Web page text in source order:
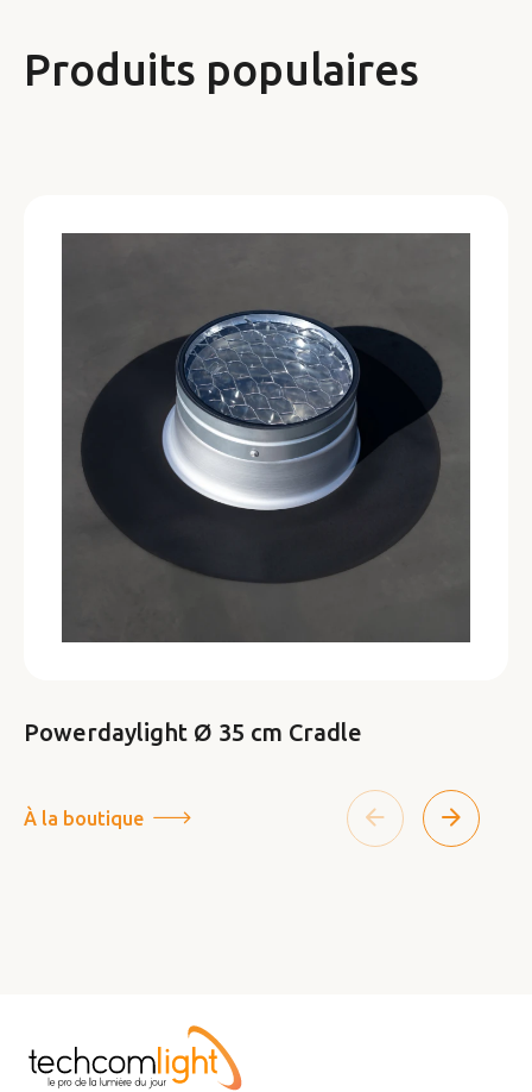
Produits populaires
Powerdaylight Ø 35 cm Cradle
À la boutique